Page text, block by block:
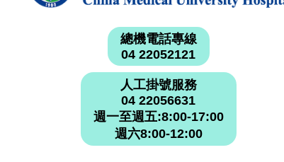
總機電話專線
04 22052121
人工掛號服務
04 22056631
週一至週五:8:00-17:00
週六8:00-12:00